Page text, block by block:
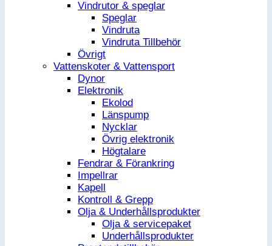
Vindrutor & speglar
Speglar
Vindruta
Vindruta Tillbehör
Övrigt
Vattenskoter & Vattensport
Dynor
Elektronik
Ekolod
Länspump
Nycklar
Övrig elektronik
Högtalare
Fendrar & Förankring
Impellrar
Kapell
Kontroll & Grepp
Olja & Underhållsprodukter
Olja & servicepaket
Underhållsprodukter